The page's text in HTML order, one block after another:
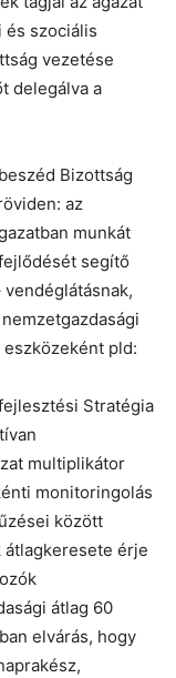
és szociális
vezetése
delegálva a
Bizottság
az
munkát
segítő
pld:
Stratégia
multiplikátor
monitoringolás
között
átlagkeresete érje
átlag 60
elvárás, hogy